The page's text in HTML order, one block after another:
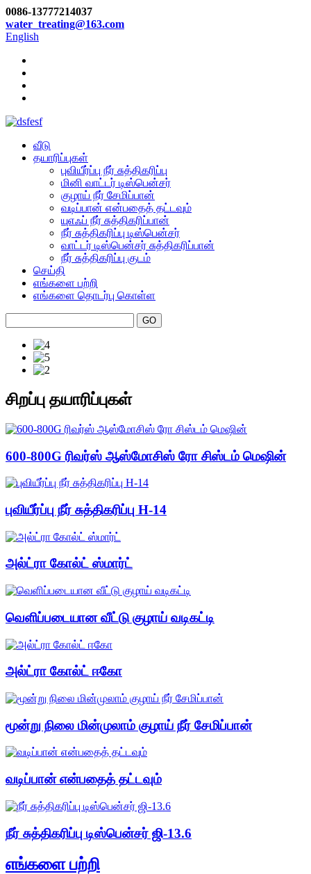
0086-13777214037
water_treating@163.com
English
வீடு
தயாரிப்புகள்
புவியீர்ப்பு நீர் சுத்திகரிப்பு
மினி வாட்டர் டிஸ்பென்சர்
குழாய் நீர் சேமிப்பான்
வடிப்பான் என்பதைத் தட்டவும்
யுஎஃப் நீர் சுத்திகரிப்பான்
நீர் சுத்திகரிப்பு டிஸ்பென்சர்
வாட்டர் டிஸ்பென்சர் சுத்திகரிப்பான்
நீர் சுத்திகரிப்பு குடம்
செய்தி
எங்களை பற்றி
எங்களை தொடர்பு கொள்ள
சிறப்பு தயாரிப்புகள்
600-800G ரிவர்ஸ் ஆஸ்மோசிஸ் ரோ சிஸ்டம் மெஷின்
புவியீர்ப்பு நீர் சுத்திகரிப்பு H-14
அல்ட்ரா கோல்ட் ஸ்மார்ட்
வெளிப்படையான வீட்டு குழாய் வடிகட்டி
அல்ட்ரா கோல்ட் ஈகோ
மூன்று நிலை மின்முலாம் குழாய் நீர் சேமிப்பான்
வடிப்பான் என்பதைத் தட்டவும்
நீர் சுத்திகரிப்பு டிஸ்பென்சர் ஜி-13.6
எங்களை பற்றி